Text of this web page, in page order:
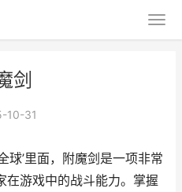
剑
10-31
球’里面，附魔剑是一项非常
在游戏中的战斗能力。掌握